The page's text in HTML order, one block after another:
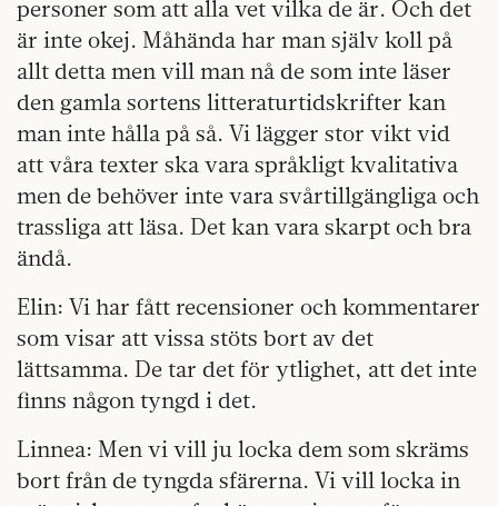
personer som att alla vet vilka de är. Och det
är inte okej. Måhända har man själv koll på
allt detta men vill man nå de som inte läser
den gamla sortens litteraturtidskrifter kan
man inte hålla på så. Vi lägger stor vikt vid
att våra texter ska vara språkligt kvalitativa
men de behöver inte vara svårtillgängliga och
trassliga att läsa. Det kan vara skarpt och bra
ändå.
Elin: Vi har fått recensioner och kommentarer
som visar att vissa stöts bort av det
lättsamma. De tar det för ytlighet, att det inte
finns någon tyngd i det.
Linnea: Men vi vill ju locka dem som skräms
bort från de tyngda sfärerna. Vi vill locka in